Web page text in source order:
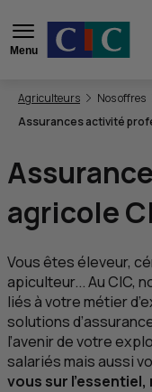
Menu
Vous êtes ici:
Agriculteurs Nos offres
Assurances activité
agricole
Vous êtes éleveur,
apiculteur... AuCIC,
liés à votre métier
solutions
l’avenir de votre
salariés mais aussi
vous sur